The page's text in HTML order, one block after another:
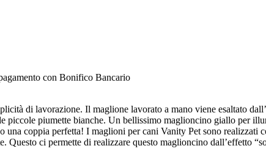
con Bonifico Bancario
di lavorazione. Il maglione lavorato a mano viene esaltato
piccole piumette bianche. Un bellissimo maglioncino giallo per
coppia perfetta! I maglioni per cani Vanity Pet sono
ci permette di realizzare questo maglioncino dall’effetto